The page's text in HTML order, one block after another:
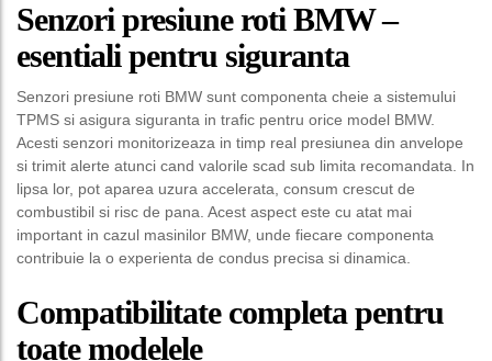
Senzori presiune roti BMW –
esentiali pentru siguranta
Senzori presiune roti BMW sunt componenta cheie a sistemului
TPMS si asigura siguranta in trafic pentru orice model BMW.
Acesti senzori monitorizeaza in timp real presiunea din anvelope
si trimit alerte atunci cand valorile scad sub limita recomandata. In
lipsa lor, pot aparea uzura accelerata, consum crescut de
combustibil si risc de pana. Acest aspect este cu atat mai
important in cazul masinilor BMW, unde fiecare componenta
contribuie la o experienta de condus precisa si dinamica.
Compatibilitate completa pentru
toate modelele